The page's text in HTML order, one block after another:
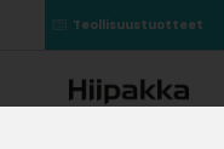
Teollisuustuotteet